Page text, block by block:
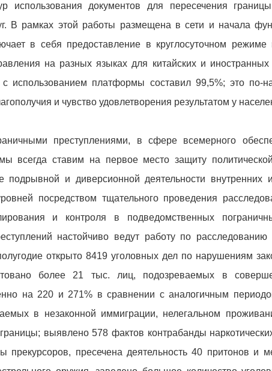
использования документов для пересечения
В рамках этой работы размещена в сети и начала
в себя предоставление в круглосуточном
на разных языках для китайских и
использованием платформы составил 99,5%; это по-
и чувство удовлетворения результатом у
преступлениями, в сфере всемерного
мы всегда ставим на первое место защиту
подрывной и диверсионной деятельности
посредством тщательного проведения
и контроля в подведомственных
настойчиво ведут работу по
открыто 8419 уголовных дел по нарушениям
более 21 тыс. лиц, подозреваемых в
на 220 и 271% в сравнении с аналогичным
в незаконной иммиграции, нелегальном
выявлено 578 фактов контрабанды
прекурсоров, пресечена деятельность 40 притонов и